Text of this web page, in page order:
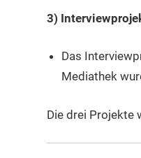
3)
Das
Mediathek
Die drei Projekte